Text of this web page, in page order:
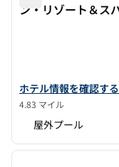
ン・リゾート＆ス
ケープレイ・カール
ホテル情報を確認する
4.83 マイル
屋外プール
1/12